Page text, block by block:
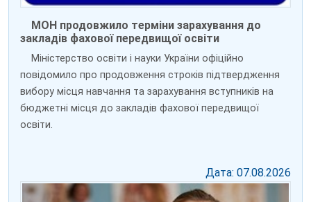
МОН продовжило терміни зарахування до
закладів фахової передвищої освіти
Міністерство освіти і науки України офіційно
повідомило про продовження строків підтвердження
вибору місця навчання та зарахування вступників на
бюджетні місця до закладів фахової передвищої
освіти.
Дата: 07.08.2026